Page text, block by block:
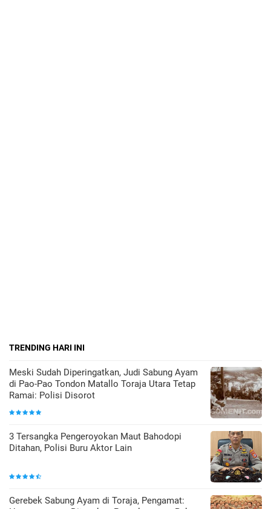
TRENDING HARI INI
Meski Sudah Diperingatkan, Judi Sabung Ayam
di Pao-Pao Tondon Matallo Toraja Utara Tetap
Ramai: Polisi Disorot
3 Tersangka Pengeroyokan Maut Bahodopi
Ditahan, Polisi Buru Aktor Lain
Gerebek Sabung Ayam di Toraja, Pengamat: